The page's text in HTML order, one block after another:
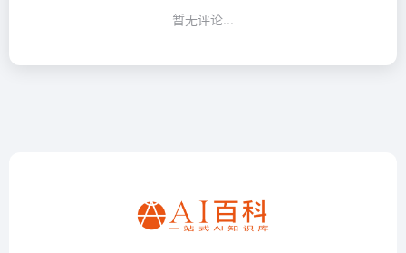
暂无评论...